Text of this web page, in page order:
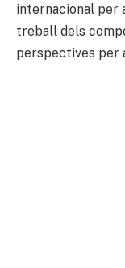
internacional per
treball dels
perspectives per